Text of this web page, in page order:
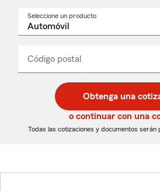
Seleccione un producto
desplegable
Código postal
de
5
dígitos
de
5
dígitos
_____
Obtenga una
o continuar con una
Todas las cotizaciones y documentos serán